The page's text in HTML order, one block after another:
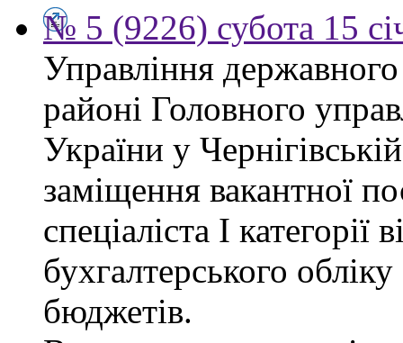
№ 5 (9226) субота 15
Управління
районі Головного
України у
заміщення вакантної
спеціаліста І категорії
бухгалтерського
бюджетів.